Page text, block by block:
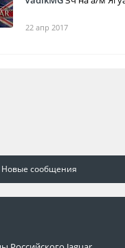
22 апр 2017
Новые сообщения